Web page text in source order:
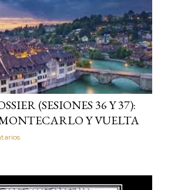
(SESIONES 36 Y 37):
Y VUELTA